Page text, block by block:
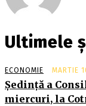
Ultimele
ECONOMIE MARTIE
Şedinţă a
miercuri, la